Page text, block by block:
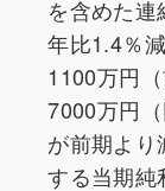
を含めた
年比1.4％
1100万円
7000万円
が前期より
する当期純